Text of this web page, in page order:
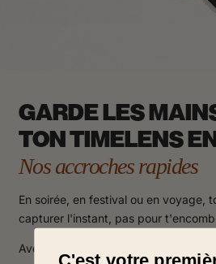
GARDE LES
TON TIMELENS
Nos accroches rapides
En soirée, en festival ou en voyage,
capturer l'instant, pas pour
Avec notre sangle ultra-résistante,